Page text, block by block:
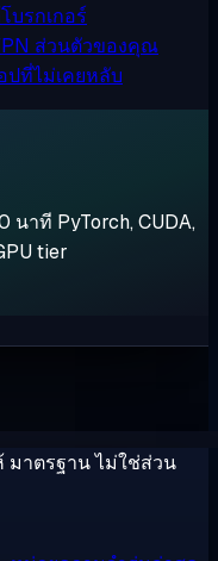
บรกเกอร์
ส่วนตัวของคุณ
ปที่ไม่เคยหลับ
นาที PyTorch, CUDA,
tier
มาตรฐาน ไม่ใช่ส่วน